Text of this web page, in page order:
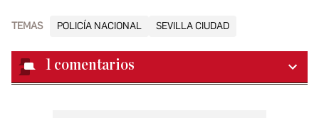
TEMAS POLICÍA NACIONAL SEVILLA CIUDAD
1 comentarios